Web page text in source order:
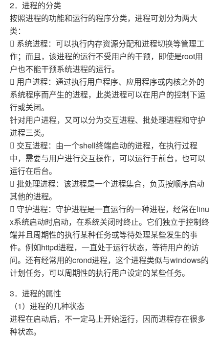
2．进程的分类
按照进程的功能和运行的程序分类，进程可划分为两大
类：
 系统进程：可以执行内存资源分配和进程切换等管理工
作；而且，该进程的运行不受用户的干预，即使是root用
户也不能干预系统进程的运行。
 用户进程：通过执行用户程序、应用程序或内核之外的
系统程序而产生的进程，此类进程可以在用户的控制下运
行或关闭。
针对用户进程，又可以分为交互进程、批处理进程和守护
进程三类。
 交互进程：由一个shell终端启动的进程，在执行过程
中，需要与用户进行交互操作，可以运行于前台，也可以
运行在后台。
 批处理进程：该进程是一个进程集合，负责按顺序启动
其他的进程。
 守护进程：守护进程是一直运行的一种进程，经常在linu
x系统启动时启动，在系统关闭时终止。它们独立于控制终
端并且周期性的执行某种任务或等待处理某些发生的事
件。例如httpd进程，一直处于运行状态，等待用户的访
问。还有经常用的crond进程，这个进程类似与windows的
计划任务，可以周期性的执行用户设定的某些任务。
3．进程的属性
（1）进程的几种状态
进程在启动后，不一定马上开始运行，因而进程存在很多
种状态。